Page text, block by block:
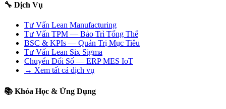
🔧 Dịch Vụ
Tư Vấn Lean Manufacturing
Tư Vấn TPM — Bảo Trì Tổng Thể
BSC & KPIs — Quản Trị Mục Tiêu
Tư Vấn Lean Six Sigma
Chuyển Đổi Số — ERP MES IoT
→ Xem tất cả dịch vụ
📚 Khóa Học & Ứng Dụng